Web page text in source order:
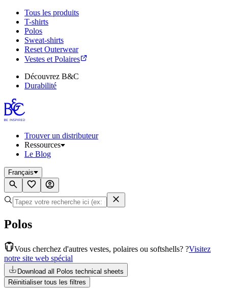
Tous les produits
T-shirts
Polos
Sweat-shirts
Reset Outerwear
Vestes et Polaires
Découvrez B&C
Durabilité
Trouver un distributeur
Ressources
Le Blog
Français
Polos
Vous cherchez d'autres vestes, polaires ou softshells? ?Visitez
notre site web spécial
Download all Polos technical sheets
Réinitialiser tous les filtres